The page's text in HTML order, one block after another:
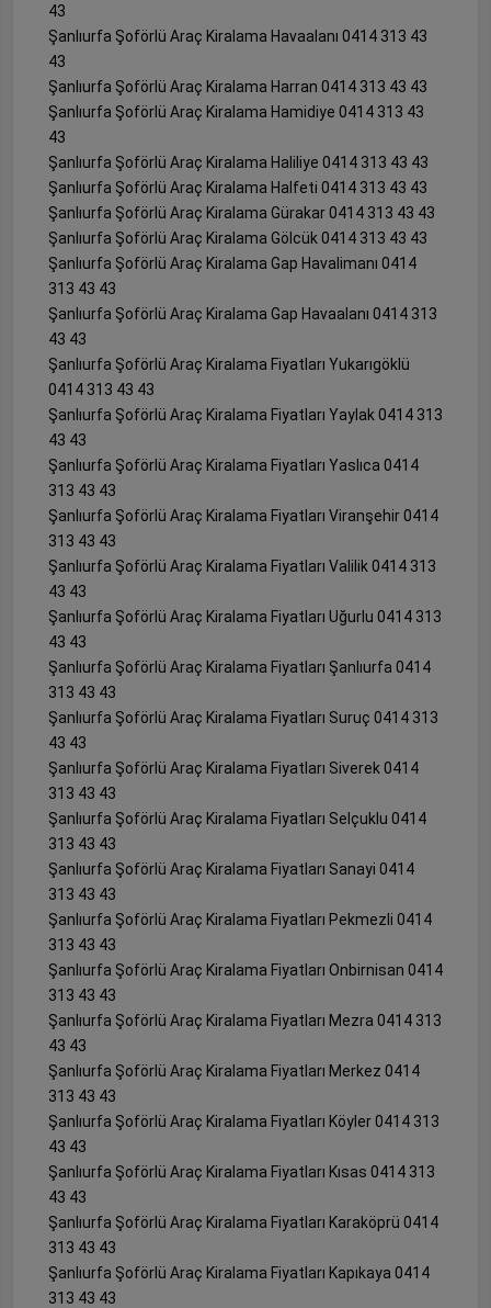
43
Şanlıurfa Şoförlü Araç Kiralama Havaalanı 0414 313 43
43
Şanlıurfa Şoförlü Araç Kiralama Harran 0414 313 43 43
Şanlıurfa Şoförlü Araç Kiralama Hamidiye 0414 313 43
43
Şanlıurfa Şoförlü Araç Kiralama Haliliye 0414 313 43 43
Şanlıurfa Şoförlü Araç Kiralama Halfeti 0414 313 43 43
Şanlıurfa Şoförlü Araç Kiralama Gürakar 0414 313 43 43
Şanlıurfa Şoförlü Araç Kiralama Gölcük 0414 313 43 43
Şanlıurfa Şoförlü Araç Kiralama Gap Havalimanı 0414
313 43 43
Şanlıurfa Şoförlü Araç Kiralama Gap Havaalanı 0414 313
43 43
Şanlıurfa Şoförlü Araç Kiralama Fiyatları Yukarıgöklü
0414 313 43 43
Şanlıurfa Şoförlü Araç Kiralama Fiyatları Yaylak 0414 313
43 43
Şanlıurfa Şoförlü Araç Kiralama Fiyatları Yaslıca 0414
313 43 43
Şanlıurfa Şoförlü Araç Kiralama Fiyatları Viranşehir 0414
313 43 43
Şanlıurfa Şoförlü Araç Kiralama Fiyatları Valilik 0414 313
43 43
Şanlıurfa Şoförlü Araç Kiralama Fiyatları Uğurlu 0414 313
43 43
Şanlıurfa Şoförlü Araç Kiralama Fiyatları Şanlıurfa 0414
313 43 43
Şanlıurfa Şoförlü Araç Kiralama Fiyatları Suruç 0414 313
43 43
Şanlıurfa Şoförlü Araç Kiralama Fiyatları Siverek 0414
313 43 43
Şanlıurfa Şoförlü Araç Kiralama Fiyatları Selçuklu 0414
313 43 43
Şanlıurfa Şoförlü Araç Kiralama Fiyatları Sanayi 0414
313 43 43
Şanlıurfa Şoförlü Araç Kiralama Fiyatları Pekmezli 0414
313 43 43
Şanlıurfa Şoförlü Araç Kiralama Fiyatları Onbirnisan 0414
313 43 43
Şanlıurfa Şoförlü Araç Kiralama Fiyatları Mezra 0414 313
43 43
Şanlıurfa Şoförlü Araç Kiralama Fiyatları Merkez 0414
313 43 43
Şanlıurfa Şoförlü Araç Kiralama Fiyatları Köyler 0414 313
43 43
Şanlıurfa Şoförlü Araç Kiralama Fiyatları Kısas 0414 313
43 43
Şanlıurfa Şoförlü Araç Kiralama Fiyatları Karaköprü 0414
313 43 43
Şanlıurfa Şoförlü Araç Kiralama Fiyatları Kapıkaya 0414
313 43 43